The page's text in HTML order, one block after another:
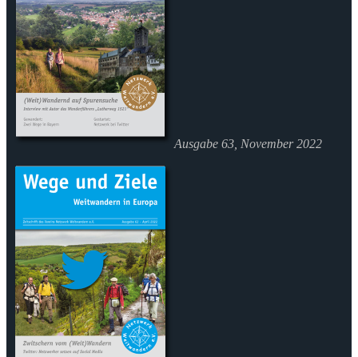
Ausgabe 63, November 2022